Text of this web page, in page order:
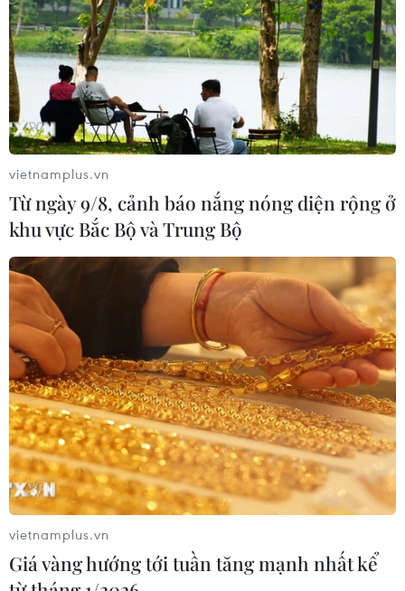
TIN CÙNG CHUYÊN MỤC
Xem trực tiếp Việt Nam-Campuchia
tại ASEAN Cup 2026 trên kênh nào?
07/08/2026 09:49
Nhận định Singapore vs
vietnamplus.vn
Từ ngày 9/8, cảnh báo nắng nóng diện rộng ở
khu vực Bắc Bộ và Trung Bộ
vietnamplus.vn
Giá vàng hướng tới tuần tăng mạnh nhất kể